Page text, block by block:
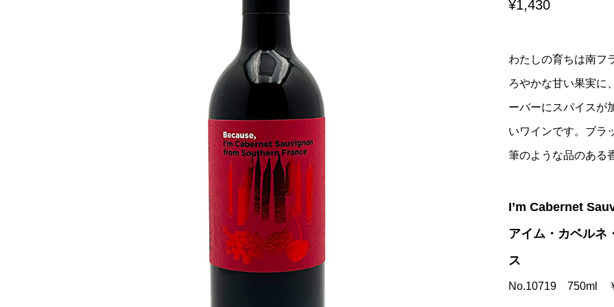
¥1,430
わたしの育ちは南フ
ろやかな甘い果実に
ーバーにスパイスが
いワインです。ブラ
筆のような品のある
I’m Cabernet
アイム・カベルネ
ス
No.10719 750ml